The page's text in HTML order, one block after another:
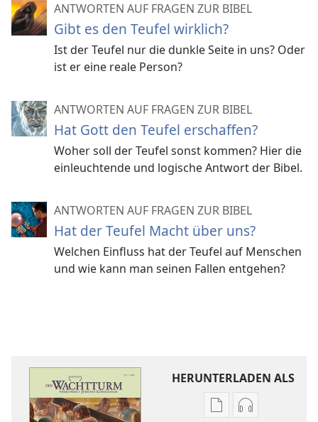
ANTWORTEN AUF FRAGEN ZUR BIBEL
Gibt es den Teufel wirklich?
Ist der Teufel nur die dunkle Seite in uns? Oder
ist er eine reale Person?
ANTWORTEN AUF FRAGEN ZUR BIBEL
Hat Gott den Teufel erschaffen?
Woher soll der Teufel sonst kommen? Hier die
einleuchtende und logische Antwort der Bibel.
ANTWORTEN AUF FRAGEN ZUR BIBEL
Hat der Teufel Macht über uns?
Welchen Einfluss hat der Teufel auf Menschen
und wie kann man seinen Fallen entgehen?
HERUNTERLADEN ALS